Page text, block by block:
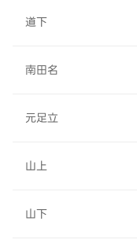
道下
南田名
元足立
山上
山下